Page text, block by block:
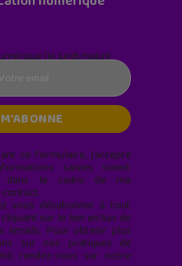
(le lundi matin)
ce formulaire, j’accepte
saisies soient
dans le cadre de ma
contact.
vous désabonner à tout
sur le lien en bas de
emails. Pour obtenir plus
sur nos pratiques de
rendez-vous sur notre